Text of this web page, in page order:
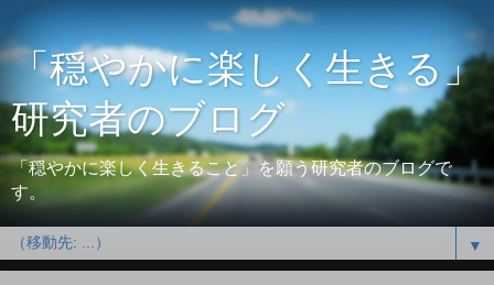
「穏やかに楽しく生きる」
研究者のブログ
「穏やかに楽しく生きること」を願う研究者のブログで
す。
▼